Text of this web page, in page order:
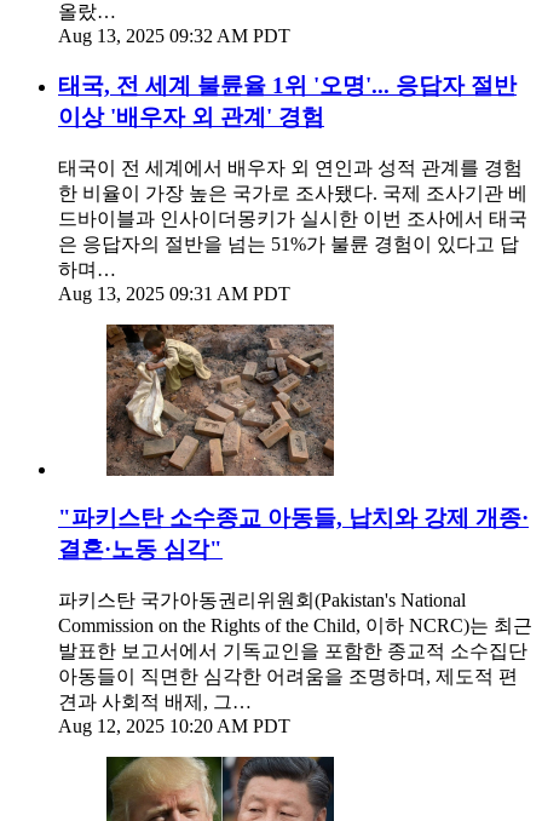
올랐…
Aug 13, 2025 09:32 AM PDT
태국, 전 세계 불륜율 1위 '오명'... 응답자 절반
이상 '배우자 외 관계' 경험
태국이 전 세계에서 배우자 외 연인과 성적 관계를 경험
한 비율이 가장 높은 국가로 조사됐다. 국제 조사기관 베
드바이블과 인사이더몽키가 실시한 이번 조사에서 태국
은 응답자의 절반을 넘는 51%가 불륜 경험이 있다고 답
하며…
Aug 13, 2025 09:31 AM PDT
"파키스탄 소수종교 아동들, 납치와 강제 개종·
결혼·노동 심각"
파키스탄 국가아동권리위원회(Pakistan's National
Commission on the Rights of the Child, 이하 NCRC)는 최근
발표한 보고서에서 기독교인을 포함한 종교적 소수집단
아동들이 직면한 심각한 어려움을 조명하며, 제도적 편
견과 사회적 배제, 그…
Aug 12, 2025 10:20 AM PDT